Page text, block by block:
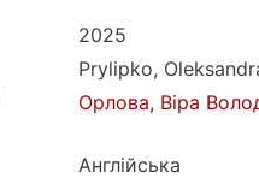
2025
Prylipko,
Орлова, Віра
Англійська